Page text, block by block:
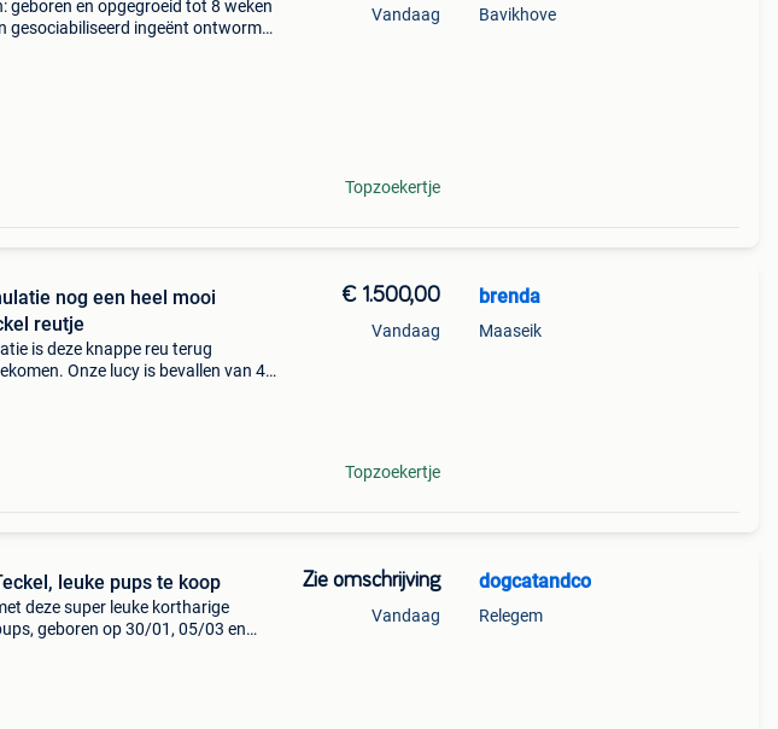
geboren en opgegroeid tot 8 weken
gesociabiliseerd ingeënt ontwormd
Vandaag
Topzoekertje
Bavikhove
nog een heel mooi
reutje
is deze knappe reu terug
Onze lucy is bevallen van 4
€ 1.500,00
Vandaag
Topzoekertje
brenda
Maaseik
leuke pups te koop
deze super leuke kortharige
geboren op 30/01, 05/03 en
Zie omschrijving
Vandaag
dogcatandco
Relegem